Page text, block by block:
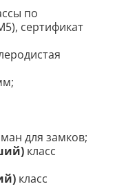
по
сертификат
для замков;
класс
класс